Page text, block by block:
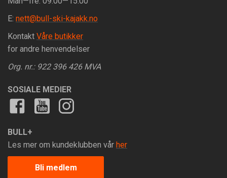
E: nett@bull-ski-kajakk.no
Kontakt Våre butikker
for andre henvendelser
Org. nr.: 922 396 426 MVA
SOSIALE MEDIER
BULL+
Les mer om kundeklubben vår her
Bli medlem